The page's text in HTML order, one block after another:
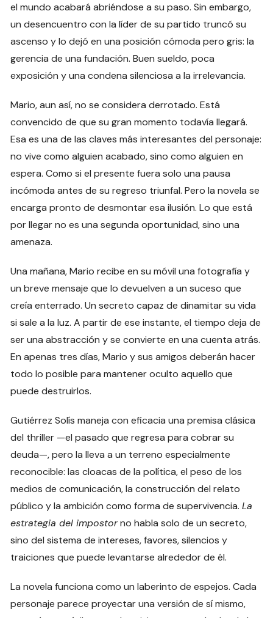
el mundo acabará abriéndose a su paso. Sin embargo,
un desencuentro con la líder de su partido truncó su
ascenso y lo dejó en una posición cómoda pero gris: la
gerencia de una fundación. Buen sueldo, poca
exposición y una condena silenciosa a la irrelevancia.
Mario, aun así, no se considera derrotado. Está
convencido de que su gran momento todavía llegará.
Esa es una de las claves más interesantes del personaje:
no vive como alguien acabado, sino como alguien en
espera. Como si el presente fuera solo una pausa
incómoda antes de su regreso triunfal. Pero la novela se
encarga pronto de desmontar esa ilusión. Lo que está
por llegar no es una segunda oportunidad, sino una
amenaza.
Una mañana, Mario recibe en su móvil una fotografía y
un breve mensaje que lo devuelven a un suceso que
creía enterrado. Un secreto capaz de dinamitar su vida
si sale a la luz. A partir de ese instante, el tiempo deja de
ser una abstracción y se convierte en una cuenta atrás.
En apenas tres días, Mario y sus amigos deberán hacer
todo lo posible para mantener oculto aquello que
puede destruirlos.
Gutiérrez Solís maneja con eficacia una premisa clásica
del thriller —el pasado que regresa para cobrar su
deuda—, pero la lleva a un terreno especialmente
reconocible: las cloacas de la política, el peso de los
medios de comunicación, la construcción del relato
público y la ambición como forma de supervivencia.La
estrategia del impostorno habla solo de un secreto,
sino del sistema de intereses, favores, silencios y
traiciones que puede levantarse alrededor de él.
La novela funciona como un laberinto de espejos. Cada
personaje parece proyectar una versión de sí mismo,